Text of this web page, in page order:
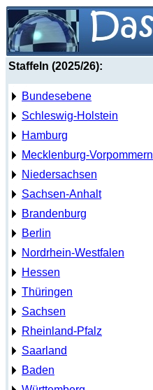
Staffeln (2025/26):
Bundesebene
Schleswig-Holstein
Hamburg
Mecklenburg-Vorpommern
Niedersachsen
Sachsen-Anhalt
Brandenburg
Berlin
Nordrhein-Westfalen
Hessen
Thüringen
Sachsen
Rheinland-Pfalz
Saarland
Baden